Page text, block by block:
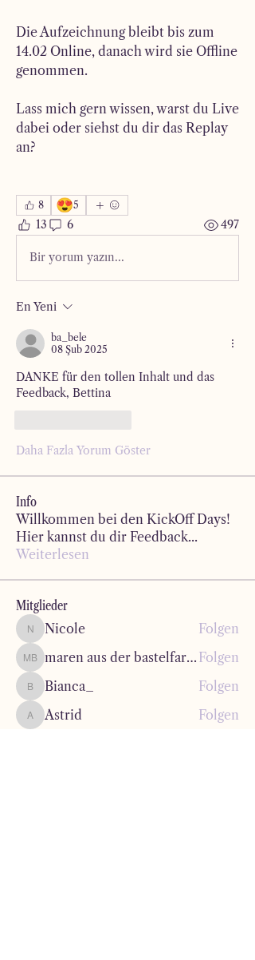
Die Aufzeichnung bleibt bis zum
14.02 Online, danach wird sie Offline
genommen.
Lass mich gern wissen, warst du Live
dabei oder siehst du dir das Replay
an?
8 😍5
13 6 497
Bir yorum yazın...
En Yeni
ba_bele
08 Şub 2025
DANKE für den tollen Inhalt und das
Feedback, Bettina
Daha Fazla Yorum Göster
Info
Willkommen bei den KickOff Days!
Hier kannst du dir Feedback...
Weiterlesen
Mitglieder
NicoleNicole Folgen
maren aus der bastelfarbstube maren aus der bastelfarbstube Folgen
Bianca_Bianca_ Folgen
AstridAstrid Folgen